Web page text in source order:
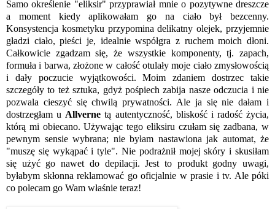
Samo określenie "eliksir" przyprawiał mnie o pozytywne dreszcze
a moment kiedy aplikowałam go na ciało był bezcenny.
Konsystencja kosmetyku przypomina delikatny olejek, przyjemnie
gładzi ciało, pieści je, idealnie współgra z ruchem moich dłoni.
Całkowicie zgadzam się, że wszystkie komponenty, tj. zapach,
formuła i barwa, złożone w całość otulały moje ciało zmysłowością
i dały poczucie wyjątkowości. Moim zdaniem dostrzec takie
szczegóły to też sztuka, gdyż pośpiech zabija nasze odczucia i nie
pozwala cieszyć się chwilą prywatności. Ale ja się nie dałam i
dostrzegłam u Allverne tą autentyczność, bliskość i radość życia,
którą mi obiecano. Używając tego eliksiru czułam się zadbana, w
pewnym sensie wybrana; nie byłam nastawiona jak automat, że
"muszę się wykąpać i tyle". Nie podrażnił mojej skóry i skusiłam
się użyć go nawet do depilacji. Jest to produkt godny uwagi,
byłabym skłonna reklamować go oficjalnie w prasie i tv. Ale póki
co polecam go Wam właśnie teraz!